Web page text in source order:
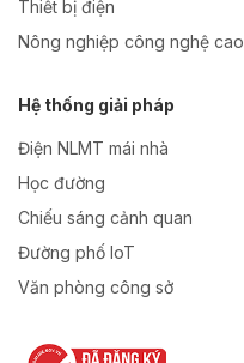
Thiết bị điện
Nông nghiệp công nghệ cao
Hệ thống giải pháp
Điện NLMT mái nhà
Học đường
Chiếu sáng cảnh quan
Đường phố IoT
Văn phòng công sở